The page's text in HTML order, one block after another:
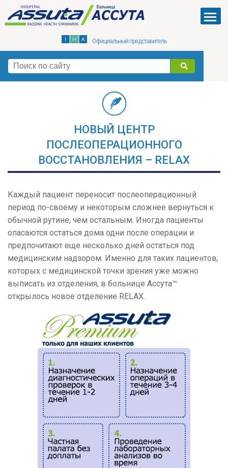
Официальный представитель
поиск
НОВЫЙ ЦЕНТР
ПОСЛЕОПЕРАЦИОННОГО
ВОССТАНОВЛЕНИЯ – RELAX
Каждый пациент переносит послеоперационный
период по-своему и некоторым сложнее вернуться к
обычной рутине, чем остальным. Иногда пациенты
опасаются остаться дома одни после операции и
предпочитают еще несколько дней остаться под
медицинским надзором. Именно для таких пациентов,
которых с медицинской точки зрения уже можно
выписать из отделения, в больнице Ассута™
открылось новое отделение RELAX.